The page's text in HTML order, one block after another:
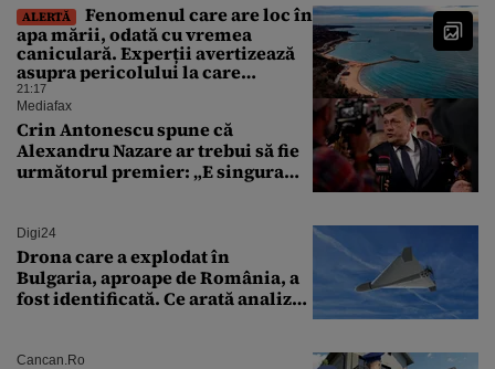
ALERTĂ
Fenomenul care are loc în
apa mării, odată cu vremea
caniculară. Experții avertizează
asupra pericolului la care
oamenii pot fi expuși
21:17
Mediafax
Crin Antonescu spune că
Alexandru Nazare ar trebui să fie
următorul premier: „E singura
Digi24
Drona care a explodat în
Bulgaria, aproape de România, a
fost identificată. Ce arată analiza
Cancan.ro